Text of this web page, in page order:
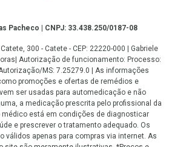
Pacheco | CNPJ: 33.438.250/0187-08
300 - Catete - CEP: 22220-000 | Gabriele
Autorização de funcionamento: Processo:
MS: 7.25279.0 | As informações
promoções e ofertas de remédios e
ser usadas para automedicação e não
a medicação prescrita pelo profissional da
médico está em condições de diagnosticar
e prescrever o tratamento adequado. Os
válidos apenas para compras via internet. As